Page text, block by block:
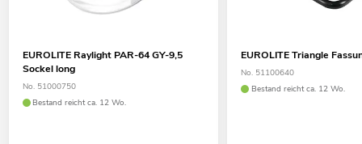
EUROLITE Raylight PAR-64 GY-9,5
Sockel long
No. 51000750
Bestand reicht ca. 12 Wo.
EUROLITE Triangle
No. 51100640
Bestand reicht ca. 12 Wo.